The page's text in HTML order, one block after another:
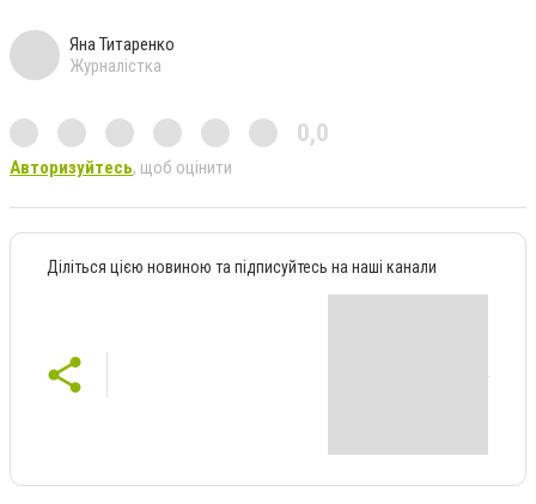
Яна Титаренко
Журналістка
0,0
Авторизуйтесь, щоб оцінити
Діліться цією новиною та підписуйтесь на наші канали